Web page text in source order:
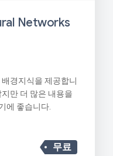
Networks
경지식을 제공합니
만 더 많은 내용을
에 좋습니다.
무료